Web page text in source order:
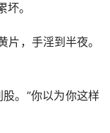
。
，手淫到半夜。
。”你以为你这样